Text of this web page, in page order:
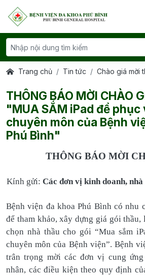
Trang chủ Tin tức Chào giá mời
THÔNG BÁO MỜI CHÀO
"MUA SẮM iPad để
chuyên môn của Bệnh
Phú Bình"
THÔNG BÁO MỜI
Kính gửi: Các đơn vị kinh doanh,
Bệnh viện đa khoa Phú Bình có nhu
để tham khảo, xây dựng giá gói thầu,
chọn nhà thầu cho gói “Mua sắm
chuyên môn của Bệnh viện”. Bệnh
trân trọng mời các đơn vị cung
nhân, các điều kiện theo quy định